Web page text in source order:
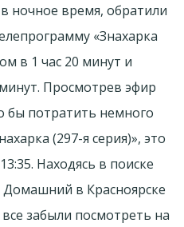
ночное время, обратили
«Знaхaрка
в 1 час 20 минут и
Просмотрев эфир
бы потратить немного
(297-я серия)», это
Находясь в поиске
Домашний в Красноярске
забыли посмотреть на